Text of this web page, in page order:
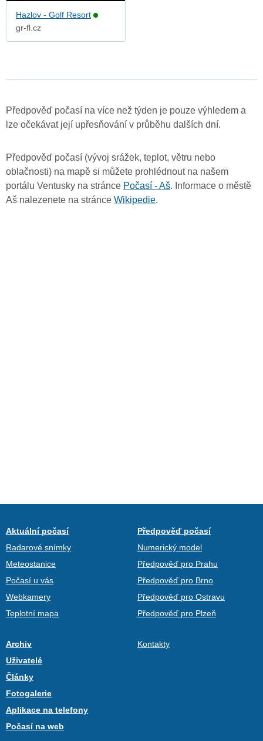
Hazlov - Golf Resort
gr-fl.cz
Předpověď počasí na více než týden je pouze výhledem a
lze očekávat její upřesňování v průběhu dalších dní.
Předpověď počasí (vývoj srážek, teplot, větru nebo
oblačnosti) na mapě si můžete prohlédnout na našem
portálu Ventusky na stránce Počasí - Aš. Informace o městě
Aš nalezenete na stránce Wikipedie.
Aktuální počasí
Radarové snímky
Meteostanice
Počasí u vás
Webkamery
Teplotní mapa
Předpověď počasí
Numerický model
Předpověď pro Prahu
Předpověď pro Brno
Předpověď pro Ostravu
Předpověď pro Plzeň
Archiv
Uživatelé
Články
Fotogalerie
Aplikace na telefony
Počasí na web
Kontakty